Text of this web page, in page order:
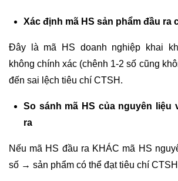
Xác định mã HS sản phẩm đầu ra
Đây là mã HS doanh nghiệp khai
không chính xác (chênh 1-2 số cũng
đến sai lệch tiêu chí CTSH.
So sánh mã HS của nguyên liệu
ra
Nếu mã HS đầu ra KHÁC mã HS
số → sản phẩm có thể đạt tiêu chí